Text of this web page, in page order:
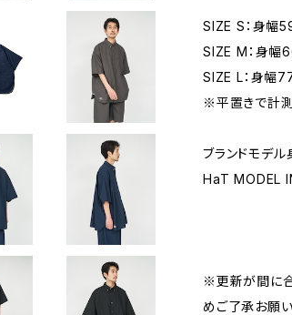
SIZE S：身幅
SIZE M：身
SIZE L：身幅
※平置きで計測
ブランドモデ
HaT MODEL
※更新が間に
めご了承お願い